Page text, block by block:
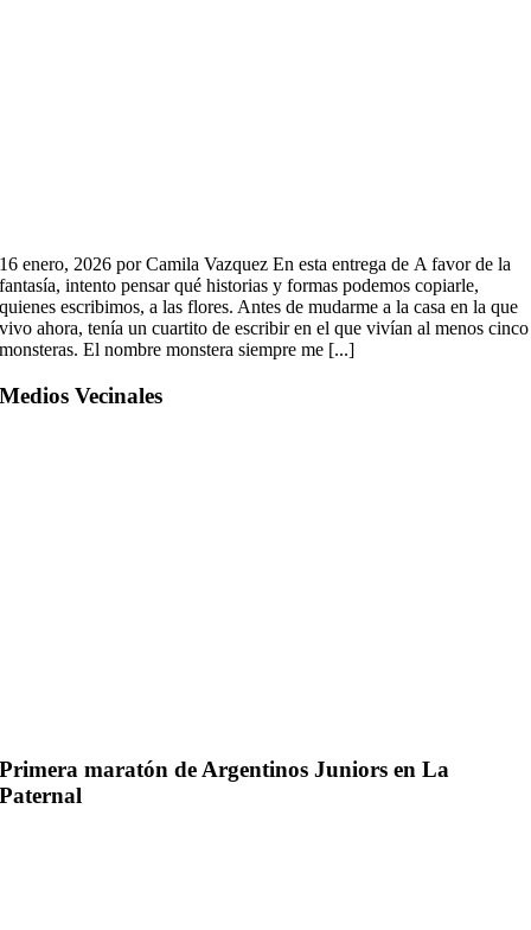
16 enero, 2026 por Camila Vazquez En esta entrega de A favor de la
fantasía, intento pensar qué historias y formas podemos copiarle,
quienes escribimos, a las flores. Antes de mudarme a la casa en la que
vivo ahora, tenía un cuartito de escribir en el que vivían al menos cinco
monsteras. El nombre monstera siempre me [...]
Medios Vecinales
Primera maratón de Argentinos Juniors en La
Paternal